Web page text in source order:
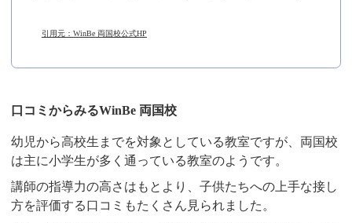
引用元：WinBe 両国校公式HP
口コミからみるWinBe 両国校
幼児から高校生までを対象としている教室ですが、両国校
は主に小学生が多く通っている教室のようです。
講師の指導力の高さはもとより、子供たちへの上手な接し
方を評価する口コミもたくさん見られました。